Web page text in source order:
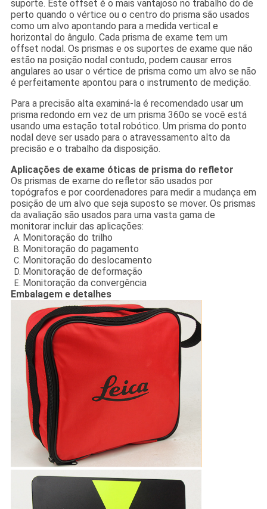
suporte. Este offset é o mais vantajoso no trabalho do de
perto quando o vértice ou o centro do prisma são usados
como um alvo apontando para a medida vertical e
horizontal do ângulo. Cada prisma de exame tem um
offset nodal. Os prismas e os suportes de exame que não
estão na posição nodal contudo, podem causar erros
angulares ao usar o vértice de prisma como um alvo se não
é perfeitamente apontou para o instrumento de medição.
Para a precisão alta examiná-la é recomendado usar um
prisma redondo em vez de um prisma 360o se você está
usando uma estação total robótico. Um prisma do ponto
nodal deve ser usado para o atravessamento alto da
precisão e o trabalho da disposição.
Aplicações de exame óticas de prisma do refletor
Os prismas de exame do refletor são usados por
topógrafos e por coordenadores para medir a mudança em
posição de um alvo que seja suposto se mover. Os prismas
da avaliação são usados para uma vasta gama de
monitorar incluir das aplicações:
Monitoração do trilho
Monitoração do pagamento
Monitoração do deslocamento
Monitoração de deformação
Monitoração da convergência
Embalagem e detalhes